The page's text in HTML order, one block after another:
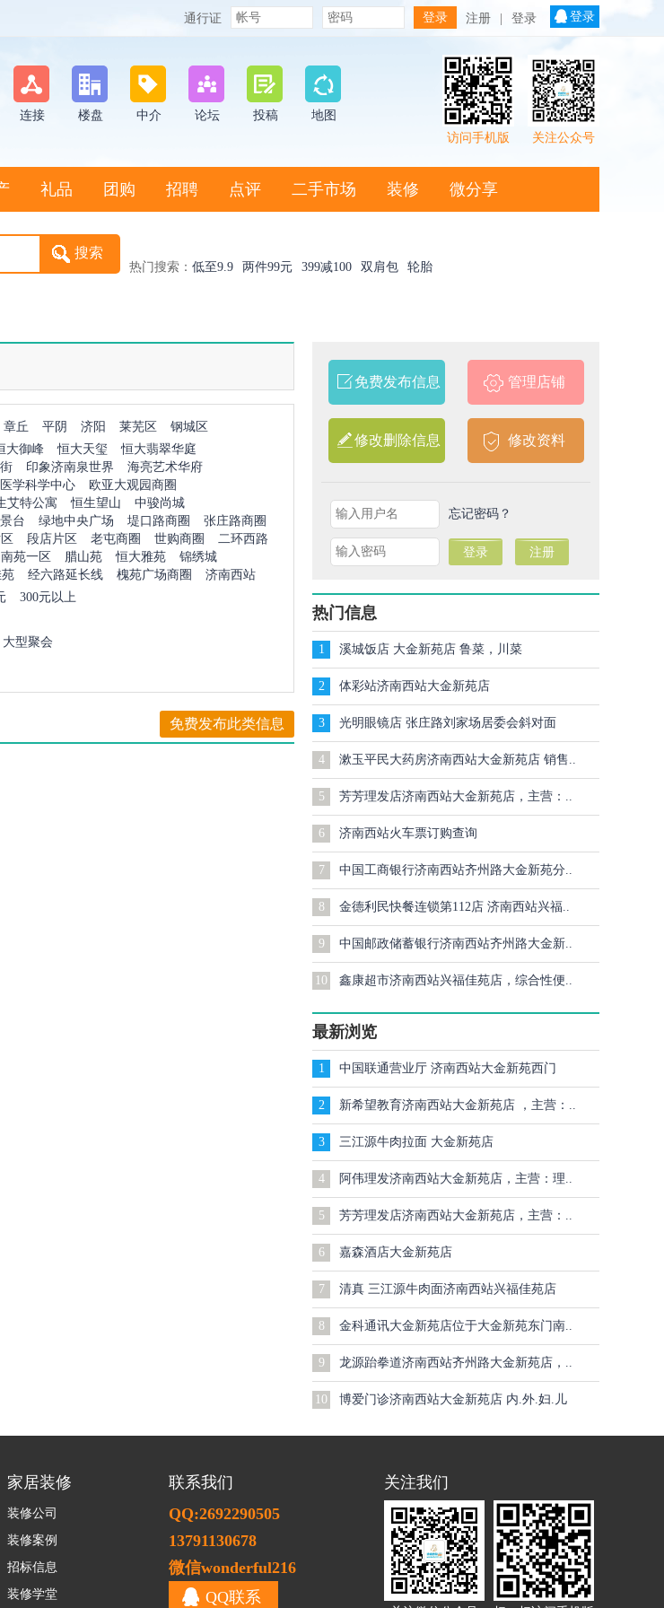
通行证 注册 登录 登录
连接 楼盘 中介 论坛 投稿
地图
关注公众号
访问手机版
礼品 团购 招聘 点评 二手市场 装修 微分享
热门搜索： 低至9.9 两件99元 399减100 双肩包 轮胎
章丘 平阴 济阳 莱芜区
钢城区
大御峰 恒大天玺
恒大翡翠华庭
印象济南泉世界
海亮艺术华府
学科学中心
欧亚大观园商圈
艾特公寓 恒生望山
中骏尚城
台 绿地中央广场 堤口路商圈
张庄路商圈
段店片区 老屯商圈 世购商圈
二环西路
苑一区 腊山苑 恒大雅苑
锦绣城
经六路延长线 槐苑广场商圈
济南西站
300元以上
大型聚会
免费发布此类信息
免费发布信息 管理店铺
修改删除信息 修改资料
忘记密码？
热门信息
1 溪城饭店 大金新苑店 鲁菜，川菜
2 体彩站济南西站大金新苑店
3 光明眼镜店 张庄路刘家场居委会斜对面
4 漱玉平民大药房济南西站大金新苑店 销售..
5 芳芳理发店济南西站大金新苑店，主营：..
6 济南西站火车票订购查询
7 中国工商银行济南西站齐州路大金新苑分..
8 金德利民快餐连锁第112店 济南西站兴福..
9 中国邮政储蓄银行济南西站齐州路大金新..
10 鑫康超市济南西站兴福佳苑店，综合性便..
最新浏览
1 中国联通营业厅 济南西站大金新苑西门
2 新希望教育济南西站大金新苑店 ，主营：..
3 三江源牛肉拉面 大金新苑店
4 阿伟理发济南西站大金新苑店，主营：理..
5 芳芳理发店济南西站大金新苑店，主营：..
6 嘉森酒店大金新苑店
7 清真 三江源牛肉面济南西站兴福佳苑店
8 金科通讯大金新苑店位于大金新苑东门南..
9 龙源跆拳道济南西站齐州路大金新苑店，..
10 博爱门诊济南西站大金新苑店 内.外.妇.儿
家居装修
装修公司
装修案例
招标信息
装修学堂
联系我们
QQ:2692290505
13791130678
微信wonderful216
QQ联系
关注我们